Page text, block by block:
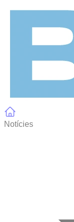
Notícies